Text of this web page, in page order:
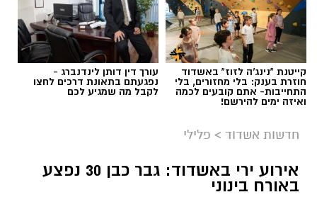
שוטרי תחנת אשדוד פתחו במהלך הלילה בחקירה
קייטנת "נינג'ה לזוז" באשדוד
חוזרת בענק: בלי מחזורים, בלי
התחייבות- אתם קובעים לכמה
ואיזה ימים להירשם!
עורך דין דותן לינדנברג -
נפגעתם בתאונת דרכים לחצו
לקבל מה שמגיע לכם
חדשות אשדוד > פלילי
אירוע ירי באשדוד: גבר כבן 30 נפצע
באורח בינוני